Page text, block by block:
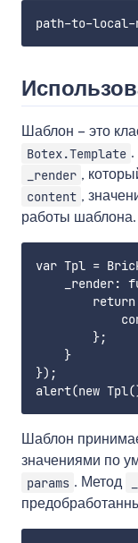
Шаблон – это
Botex.Template
_render ,
content ,
работы шаблона.
var Tpl =
_render:
return
        };
    }
});
Шаблон
значениями по
params . Метод